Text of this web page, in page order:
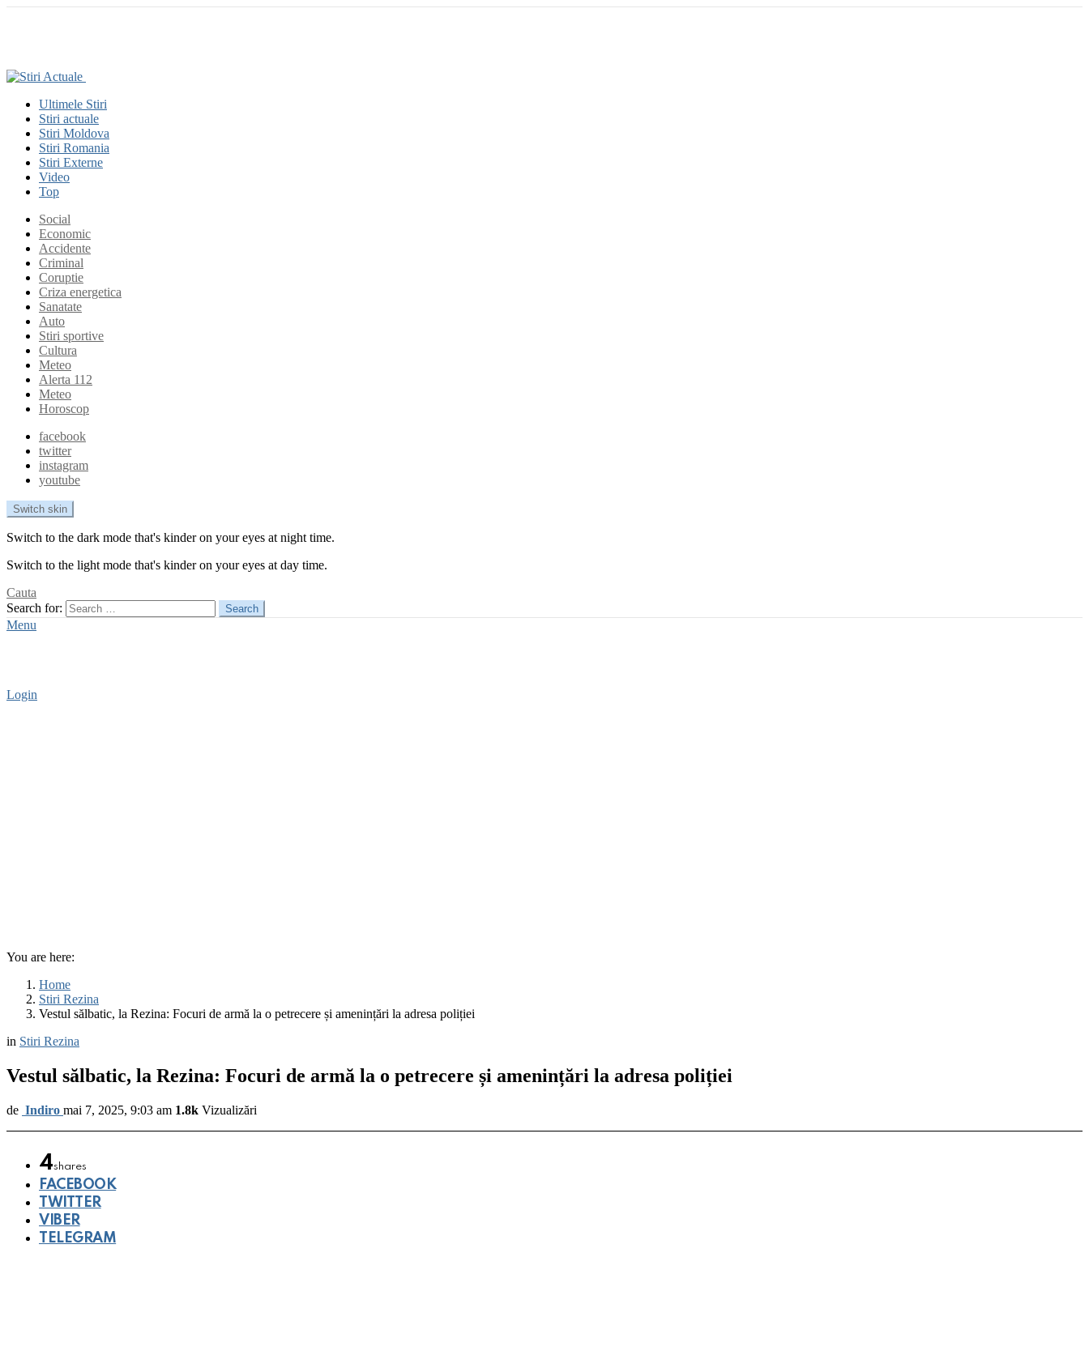
Ultimele Stiri
Stiri actuale
Stiri Moldova
Stiri Romania
Stiri Externe
Video
Top
Social
Economic
Accidente
Criminal
Coruptie
Criza energetica
Sanatate
Auto
Stiri sportive
Cultura
Meteo
Alerta 112
Meteo
Horoscop
facebook
twitter
instagram
youtube
Switch skin
Switch to the dark mode that's kinder on your eyes at night time.
Switch to the light mode that's kinder on your eyes at day time.
Cauta
Search for:
Search
Menu
Login
You are here:
Home
Stiri Rezina
Vestul sălbatic, la Rezina: Focuri de armă la o petrecere și amenințări la adresa poliției
in Stiri Rezina
Vestul sălbatic, la Rezina: Focuri de armă la o petrecere și amenințări la adresa poliției
de Indiro mai 7, 2025, 9:03 am 1.8k Vizualizări
4shares
FACEBOOK
TWITTER
VIBER
TELEGRAM